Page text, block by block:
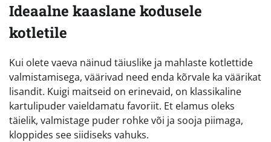
Ideaalne kaaslane kodusele
kotletile
Kui olete vaeva näinud täiuslike ja mahlaste kotlettide
valmistamisega, väärivad need enda kõrvale ka väärikat
lisandit. Kuigi maitseid on erinevaid, on klassikaline
kartulipuder vaieldamatu favoriit. Et elamus oleks
täielik, valmistage puder rohke või ja sooja piimaga,
kloppides see siidiseks vahuks.